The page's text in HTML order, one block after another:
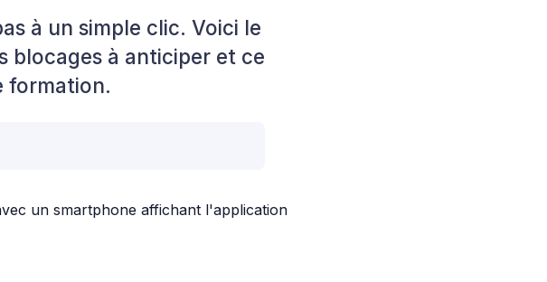
à un simple clic. Voici le
blocages à anticiper et ce
formation.